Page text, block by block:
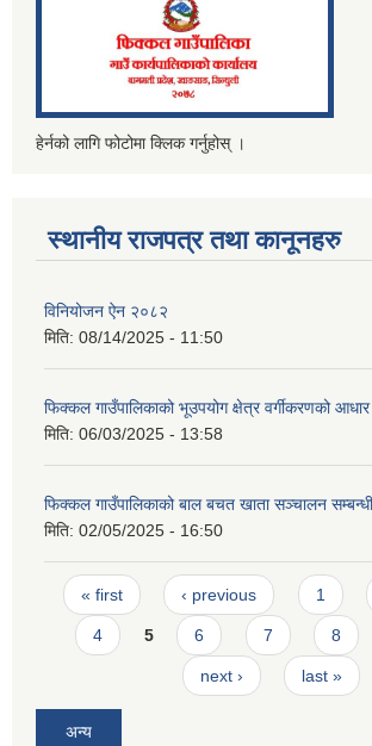
हेर्नको लागि फोटोमा क्लिक गर्नुहोस् ।
स्थानीय राजपत्र तथा कानूनहरु
विनियोजन ऐन २०८२
मिति: 08/14/2025 - 11:50
फिक्कल गाउँपालिकाको भूउपयोग क्षेत्र वर्गीकरणको
मिति: 06/03/2025 - 13:58
फिक्कल गाउँपालिकाको बाल बचत खाता सञ्चालन
मिति: 02/05/2025 - 16:50
Pages
« first ‹ previous 1
4 5 6 7 8
next › last »
अन्य